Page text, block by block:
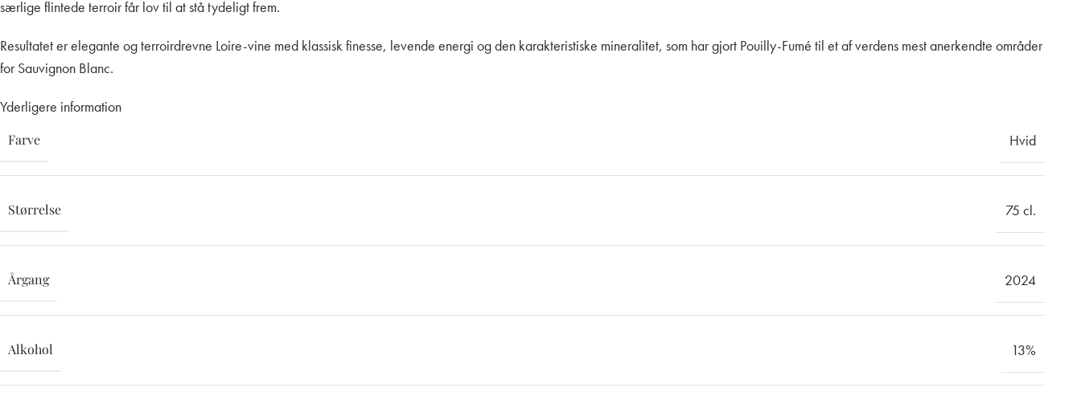
særlige flintede terroir får lov til at stå tydeligt frem.
Resultatet er elegante og terroirdrevne Loire-vine med klassisk finesse, levende energi og den karakteristiske mineralitet, som har gjort Pouilly-Fumé til et af verdens mest anerkendte områder
for Sauvignon Blanc.
Yderligere information
Farve Hvid
Størrelse 75 cl.
Årgang 2024
Alkohol 13%